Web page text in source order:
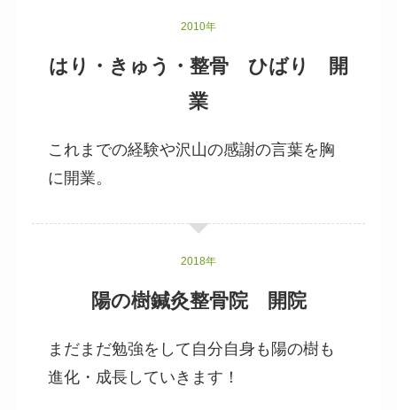
2010年
はり・きゅう・整骨 ひばり 開
業
これまでの経験や沢山の感謝の言葉を胸
に開業。
2018年
陽の樹鍼灸整骨院 開院
まだまだ勉強をして自分自身も陽の樹も
進化・成長していきます！